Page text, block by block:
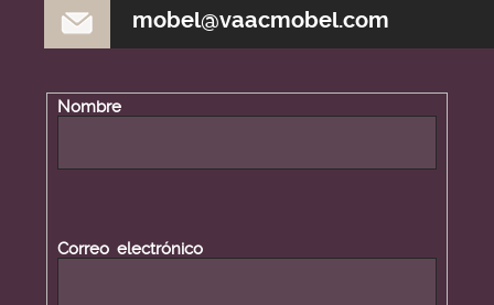
mobel@vaacmobel.com
Datos de contacto
Nombre
Correo electrónico